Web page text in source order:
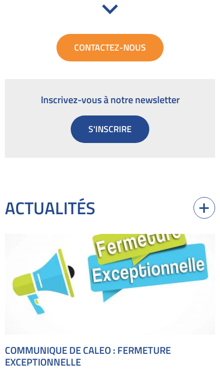
En plus, nous vous proposonsdes prix moins élevés
faibles coûts de notre structure de taille humaine.
Pour répondre aux attentes de chacun, Caléo a récemment
GAZENA.Fournisseur d’électricité et de gaz
sur l’ensemble de la France, nous pouvons désormais
CONTACTEZ-NOUS
Inscrivez-vous à notre newsletter
S'INSCRIRE
ACTUALITÉS
COMMUNIQUE DE CALEO : FERMETURE
EXCEPTIONNELLE